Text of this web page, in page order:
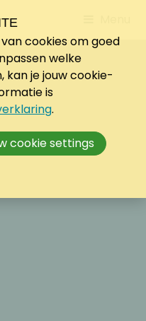
to
cookies om goed
welke
kan je jouw cookie-
is
.
cookie settings